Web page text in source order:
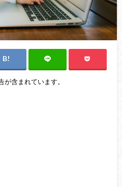
含まれています。